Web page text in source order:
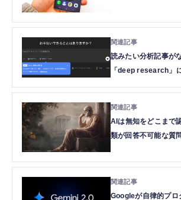
読みたい分析記事が
「deep research」
（CloseBox）
AIは無知をどこまで
類が回答不可能な質
みた（生成AIクロー
Googleが自律的プロ